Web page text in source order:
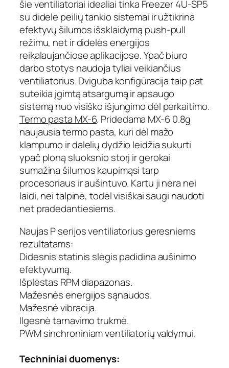
r
i
a
u
s
a
u
š
i
n
t
u
v
a
s
šie ventiliatoriai idealiai tinka Freezer 4U-SP5
su didele peilių tankio sistemai ir užtikrina
efektyvų šilumos išsklaidymą push-pull
režimu, net ir didelės energijos
reikalaujančiose aplikacijose. Ypač biuro
darbo stotys naudoja tyliai veikiančius
ventiliatorius. Dviguba konfigūracija taip pat
suteikia įgimtą atsargumą ir apsaugo
sistemą nuo visiško išjungimo dėl perkaitimo.
Termo pasta MX-6. Pridedama MX-6 0.8g
naujausia termo pasta, kuri dėl mažo
klampumo ir dalelių dydžio leidžia sukurti
ypač ploną sluoksnio storį ir gerokai
sumažina šilumos kaupimąsi tarp
procesoriaus ir aušintuvo. Kartu ji nėra nei
laidi, nei talpinė, todėl visiškai saugi naudoti
net pradedantiesiems.
Naujas P serijos ventiliatorius geresniems
rezultatams:
Didesnis statinis slėgis padidina aušinimo
efektyvumą.
Išplėstas RPM diapazonas.
Mažesnės energijos sąnaudos.
Mažesnė vibracija.
Ilgesnė tarnavimo trukmė.
PWM sinchroniniam ventiliatorių valdymui.
Techniniai duomenys: